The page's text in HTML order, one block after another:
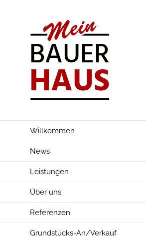
Willkommen
News
Leistungen
Über uns
Referenzen
Grundstücks-An/Verkauf